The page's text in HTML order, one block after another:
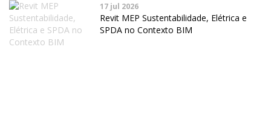
17 jul 2026
Revit MEP Sustentabilidade, Elétrica e
SPDA no Contexto BIM